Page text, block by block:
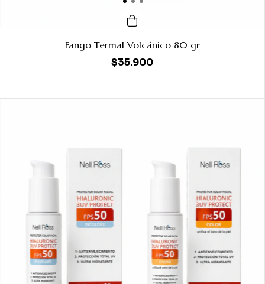
Fango Termal Volcánico 80 gr
$35.900